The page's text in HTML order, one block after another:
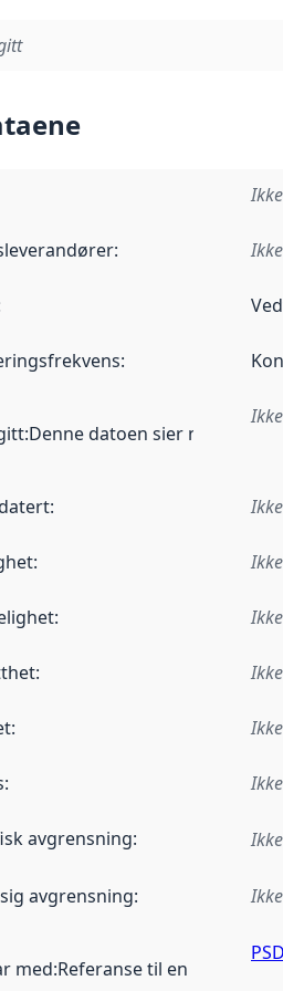
:
:
:Denne datoen sier når
:
:
:
:
:
:
avgrensning:
avgrensning:
med:Referanse til en